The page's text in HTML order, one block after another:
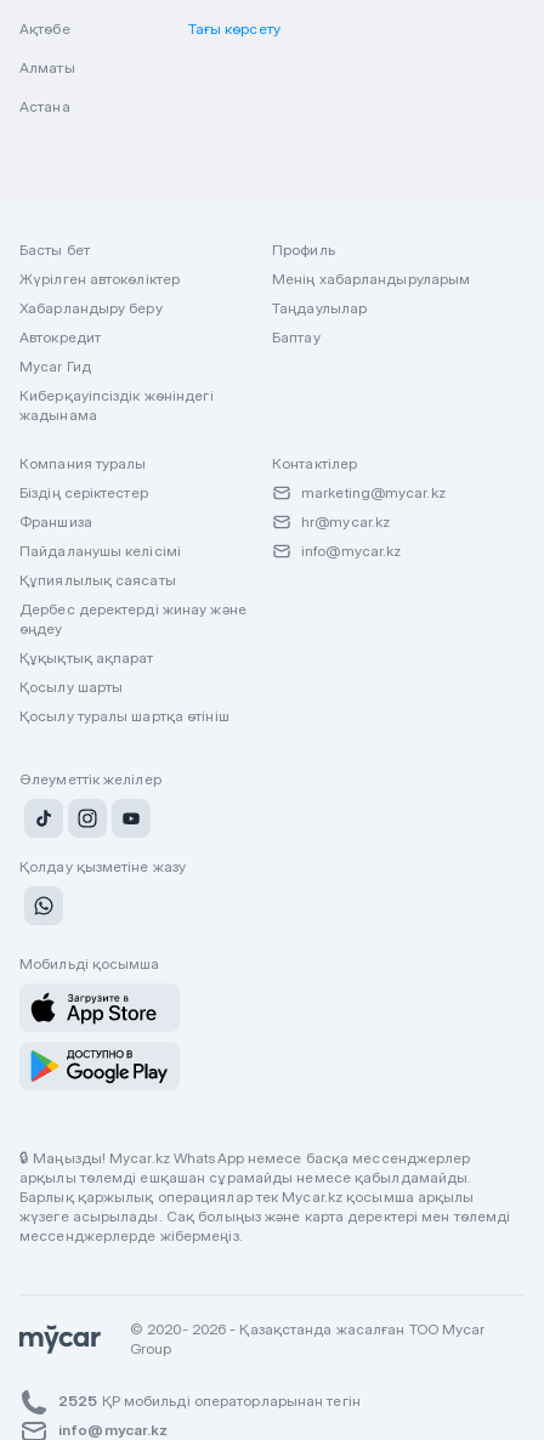
Ақтөбе
Алматы
Астана
Тағы көрсету
Басты бет
Жүрілген автокөліктер
Хабарландыру беру
Автокредит
Mycar Гид
Киберқауіпсіздік жөніндегі
жадынама
Профиль
Менің хабарландыруларым
Таңдаулылар
Баптау
Компания туралы
Біздің серіктестер
Франшиза
Пайдаланушы келісімі
Құпиялылық саясаты
Дербес деректерді жинау және
өңдеу
Құқықтық ақпарат
Қосылу шарты
Қосылу туралы шартқа өтініш
Контактілер
marketing@mycar.kz
hr@mycar.kz
info@mycar.kz
Әлеуметтік желілер
Қолдау қызметіне жазу
Мобильді қосымша
🔒 Маңызды! Mycar.kz WhatsApp немесе басқа мессенджерлер
арқылы төлемді ешқашан сұрамайды немесе қабылдамайды.
Барлық қаржылық операциялар тек Mycar.kz қосымша арқылы
жүзеге асырылады. Сақ болыңыз және карта деректері мен төлемді
мессенджерлерде жібермеңіз.
© 2020- 2026 - Қазақстанда жасалған ТОО Mycar
Group
2525 ҚР мобильді операторларынан тегін
info@mycar.kz